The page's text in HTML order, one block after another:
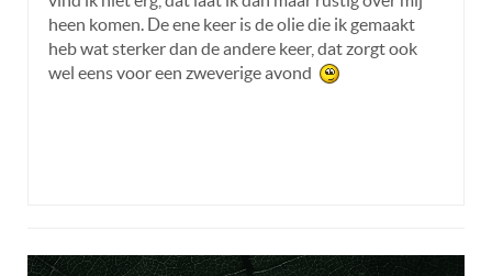
heen komen. De ene keer is de olie die ik gemaakt
heb wat sterker dan de andere keer, dat zorgt ook
wel eens voor een zweverige avond